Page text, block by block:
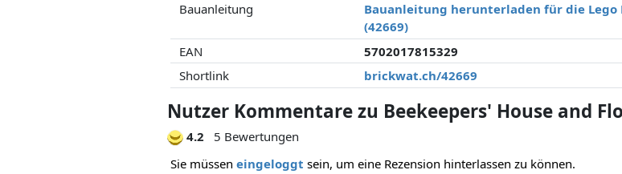
Bauanleitung
Bauanleitung herunterladen für die Lego
(42669)
EAN
5702017815329
Shortlink
brickwat.ch/42669
Nutzer Kommentare zu Beekeepers' House and
4.2
5 Bewertungen
Sie müssen eingeloggt sein, um eine Rezension hinterlassen zu können.